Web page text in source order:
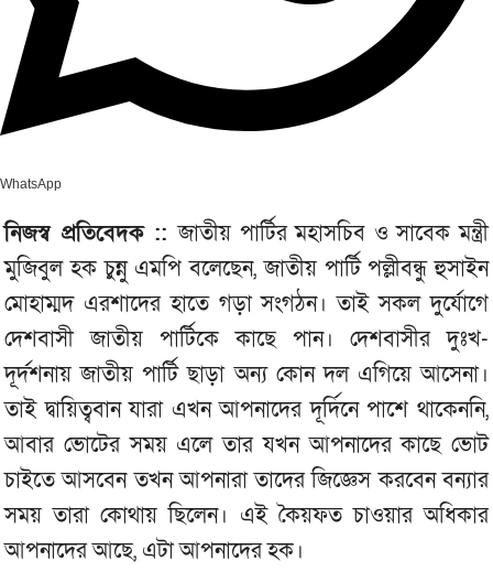
WhatsApp
নিজস্ব প্রতিবেদক ::জাতীয় পার্টির মহাসচিব ও সাবেক মন্ত্রী
মুজিবুল হক চুন্নু এমপি বলেছেন, জাতীয় পার্টি পল্লীবন্ধু হুসাইন
মোহাম্মদ এরশাদের হাতে গড়া সংগঠন। তাই সকল দুর্যোগে
দেশবাসী জাতীয় পার্টিকে কাছে পান। দেশবাসীর দুঃখ-
দূর্দশনায় জাতীয় পার্টি ছাড়া অন্য কোন দল এগিয়ে আসেনা।
তাই দ্বায়িত্ববান যারা এখন আপনাদের দূর্দিনে পাশে থাকেননি,
আবার ভোটের সময় এলে তার যখন আপনাদের কাছে ভোট
চাইতে আসবেন তখন আপনারা তাদের জিজ্ঞেস করবেন বন্যার
সময় তারা কোথায় ছিলেন। এই কৈয়ফত চাওয়ার অধিকার
আপনাদের আছে, এটা আপনাদের হক।